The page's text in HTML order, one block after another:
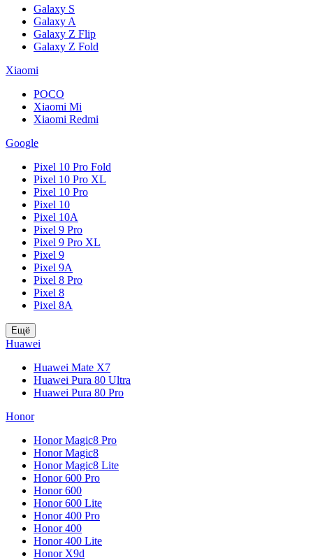
Galaxy S
Galaxy A
Galaxy Z Flip
Galaxy Z Fold
Xiaomi
POCO
Xiaomi Mi
Xiaomi Redmi
Google
Pixel 10 Pro Fold
Pixel 10 Pro XL
Pixel 10 Pro
Pixel 10
Pixel 10A
Pixel 9 Pro
Pixel 9 Pro XL
Pixel 9
Pixel 9A
Pixel 8 Pro
Pixel 8
Pixel 8A
Ещё
Huawei
Huawei Mate X7
Huawei Pura 80 Ultra
Huawei Pura 80 Pro
Honor
Honor Magic8 Pro
Honor Magic8
Honor Magic8 Lite
Honor 600 Pro
Honor 600
Honor 600 Lite
Honor 400 Pro
Honor 400
Honor 400 Lite
Honor X9d